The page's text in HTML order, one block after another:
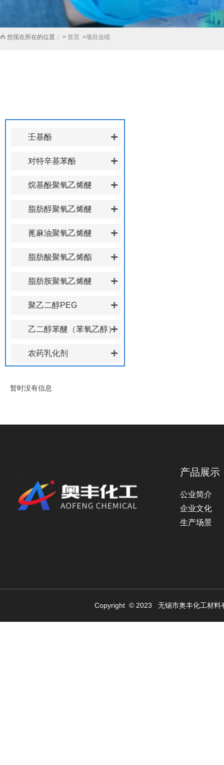
您现在所在的位置： > 首页 >项目业绩
壬基酚
对特辛基苯酚
烷基酚聚氧乙烯醚
脂肪醇聚氧乙烯醚
蓖麻油聚氧乙烯醚
脂肪酸聚氧乙烯酯
脂肪胺聚氧乙烯醚
聚乙二醇PEG
乙二醇苯醚（苯氧乙醇）
农药乳化剂
暂时没有信息
产品展示
公业简介
企业文化
生产场景
Copyright © 2023 无锡市奥丰化工材